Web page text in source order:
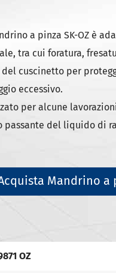
a pinza SK-OZ è
tra cui foratura,
del cuscinetto per
eccessivo.
per alcune
passante del liquido di
Mandrino a
OZ